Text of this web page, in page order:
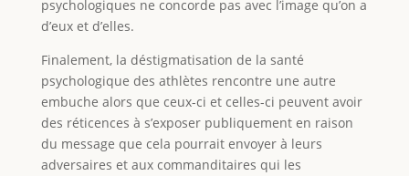
psychologiques ne concorde pas avec l’image qu’on a
d’eux et d’elles.
Finalement, la déstigmatisation de la santé
psychologique des athlètes rencontre une autre
embuche alors que ceux-ci et celles-ci peuvent avoir
des réticences à s’exposer publiquement en raison
du message que cela pourrait envoyer à leurs
adversaires et aux commanditaires qui les